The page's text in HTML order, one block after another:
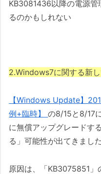
KB3081436以降の電源管
るのかもしれない
2.Windows7に関する新
【Windows Update】
例+臨時】の8/15と8/17
に無償アップグレードす
る」可能性が出てきました
原因は、「KB3075851」